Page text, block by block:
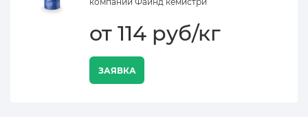
от 114 руб/кг
ЗАЯВКА